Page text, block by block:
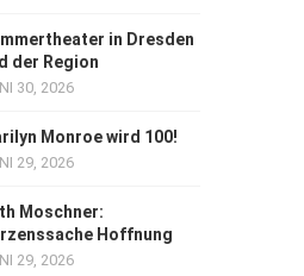
in Dresden
der Region
30, 2026
Monroe wird 100!
29, 2026
Moschner:
Hoffnung
29, 2026